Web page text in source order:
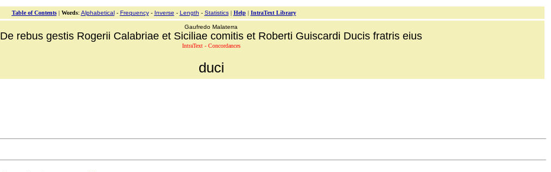
Table of Contents| Words: Alphabetical- Frequency- Inverse - Length - Statistics| Help| IntraText Library
Gaufredo Malaterra
De rebus gestis Rogerii Calabriae et Siciliae comitis et Roberti Guiscardi Ducis fratris eius
IntraText - Concordances
duci